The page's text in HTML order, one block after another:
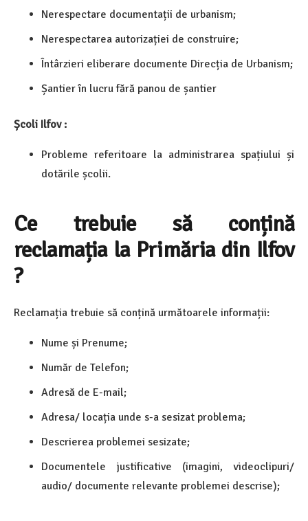
Nerespectare documentații de urbanism;
Nerespectarea autorizației de construire;
Întârzieri eliberare documente Direcția de Urbanism;
Șantier în lucru fără panou de șantier
Școli Ilfov :
Probleme referitoare la administrarea spațiului și
dotările școlii.
Ce trebuie să conțină
reclamația la Primăria din Ilfov
?
Reclamația trebuie să conțină următoarele informații:
Nume și Prenume;
Număr de Telefon;
Adresă de E-mail;
Adresa/ locația unde s-a sesizat problema;
Descrierea problemei sesizate;
Documentele justificative (imagini, videoclipuri/
audio/ documente relevante problemei descrise);